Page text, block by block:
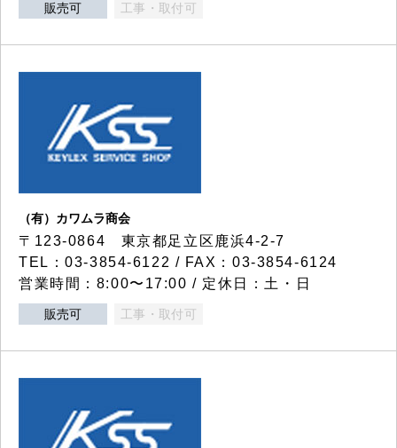
販売可 工事・取付可
（有）カワムラ商会
〒123-0864 東京都足立区鹿浜4-2-7
TEL：03-3854-6122 / FAX：03-3854-6124
営業時間：8:00〜17:00 / 定休日：土・日
販売可 工事・取付可